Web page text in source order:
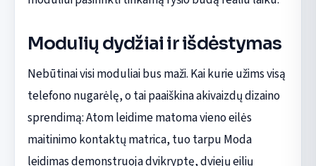
Modulių dydžiai ir išdėstymas
Nebūtinai visi moduliai bus maži. Kai kurie užims visą
telefono nugarėlę, o tai paaiškina akivaizdų dizaino
sprendimą: Atom leidime matoma vieno eilės
maitinimo kontaktų matrica, tuo tarpu Moda
leidimas demonstruoja dvikryptę, dviejų eilių